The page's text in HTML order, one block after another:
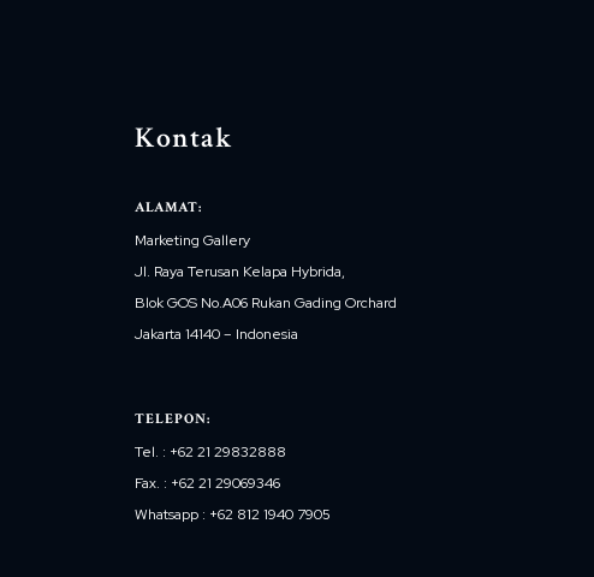
Kontak
ALAMAT:
Marketing Gallery
Jl. Raya Terusan Kelapa Hybrida,
Blok GOS No.A06 Rukan Gading Orchard
Jakarta 14140 – Indonesia
TELEPON:
Tel. : +62 21 29832888
Fax. : +62 21 29069346
Whatsapp : +62 812 1940 7905